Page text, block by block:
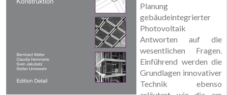
Planung
gebäudeintegrierter
Photovoltaik
Antworten auf die
wesentlichen Fragen.
Einführend werden die
Grundlagen innovativer
Technik ebenso